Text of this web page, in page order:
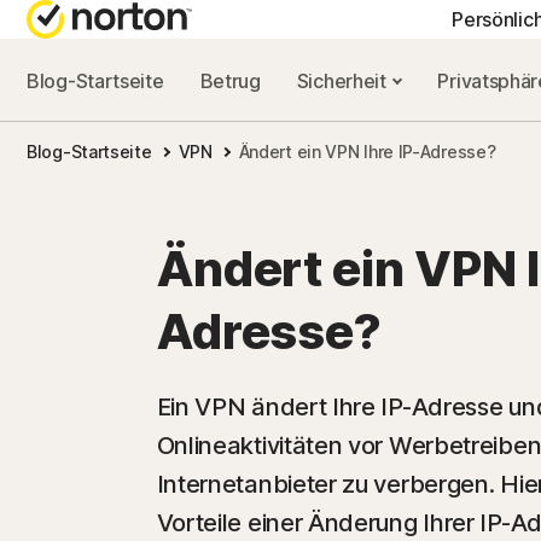
ALL-IN-ONE-
Norton 360
Norton 360 Deluxe
Norton 360
Alle Produkte
NORTON-BLOG
Blog-Startseite Betrug Sicherheit
Blog-Startseite VPN Ändert ein VPN Ihre IP-Adresse?
Ändert ein VPN
Adresse?
Ein VPN ändert Ihre IP-Adresse
Onlineaktivitäten vor
Internetanbieter zu verbergen.
Vorteile einer Änderung Ihrer IP-